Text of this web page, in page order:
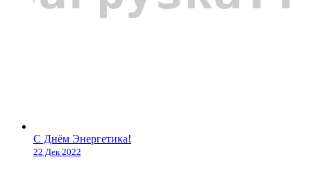
С Днём Энергетика!
22 Дек 2022